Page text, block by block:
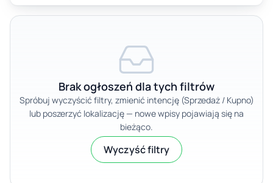
Brak ogłoszeń dla tych filtrów
Spróbuj wyczyścić filtry, zmienić intencję (Sprzedaż / Kupno)
lub poszerzyć lokalizację — nowe wpisy pojawiają się na
bieżąco.
Wyczyść filtry